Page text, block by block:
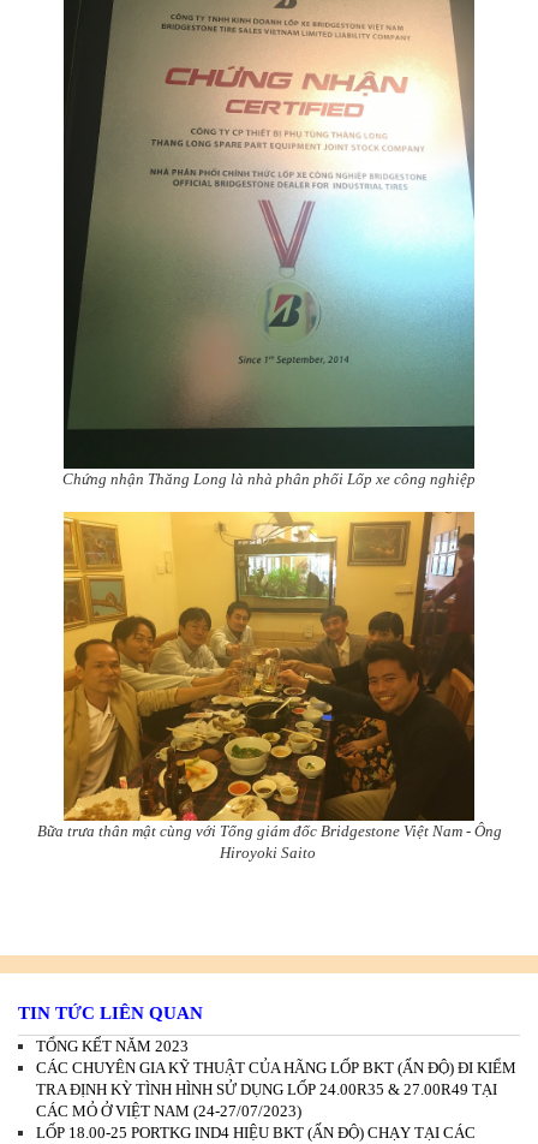
Chứng nhận Thăng Long là nhà phân phối Lốp xe công nghiệp
Bữa trưa thân mật cùng với Tổng giám đốc Bridgestone Việt Nam - Ông
Hiroyoki Saito
TIN TỨC LIÊN QUAN
TỔNG KẾT NĂM 2023
CÁC CHUYÊN GIA KỸ THUẬT CỦA HÃNG LỐP BKT (ẤN ĐỘ) ĐI KIỂM
TRA ĐỊNH KỲ TÌNH HÌNH SỬ DỤNG LỐP 24.00R35 & 27.00R49 TẠI
CÁC MỎ Ở VIỆT NAM (24-27/07/2023)
LỐP 18.00-25 PORTKG IND4 HIỆU BKT (ẤN ĐỘ) CHẠY TẠI CÁC